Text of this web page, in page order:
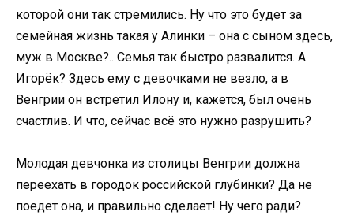
которой они так стремились. Ну что это будет за
семейная жизнь такая у Алинки – она с сыном здесь,
муж в Москве?.. Семья так быстро развалится. А
Игорёк? Здесь ему с девочками не везло, а в
Венгрии он встретил Илону и, кажется, был очень
счастлив. И что, сейчас всё это нужно разрушить?
Молодая девчонка из столицы Венгрии должна
переехать в городок российской глубинки? Да не
поедет она, и правильно сделает! Ну чего ради?